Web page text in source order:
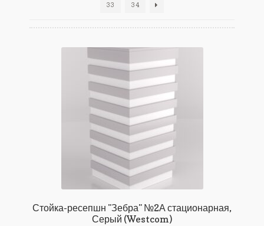
33 34
Стойка-ресепшн "Зебра" №2А стационарная,
Серый (Westcom)